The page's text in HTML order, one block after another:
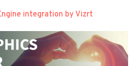
integration by Vizrt